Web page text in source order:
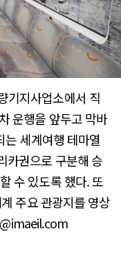
기지사업소에서 직
운행을 앞두고 막바
는 세계여행 테마열
카권으로 구분해 승
수 있도록 했다. 또
주요 관광지를 영상